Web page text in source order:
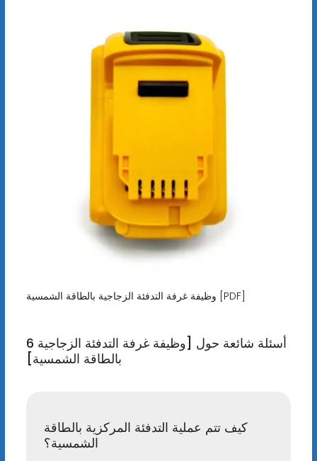
وظيفة غرفة التدفئة الزجاجية بالطاقة الشمسية [PDF]
6 أسئلة شائعة حول [وظيفة غرفة التدفئة الزجاجية
بالطاقة الشمسية]
كيف تتم عملية التدفئة المركزية بالطاقة
الشمسية؟